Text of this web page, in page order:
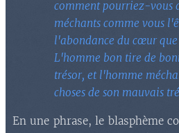
comment pourriez-vous
méchants comme vous
l'abondance du cœur
L'homme bon tire de
trésor, et l'homme
choses de son mauvais
En une phrase, le blasphème